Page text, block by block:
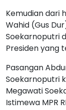
Kemudian dari
Wahid (Gus
Soekarnoputri
Presiden yang
Pasangan
Soekarnoputri
Megawati
Istimewa MPR